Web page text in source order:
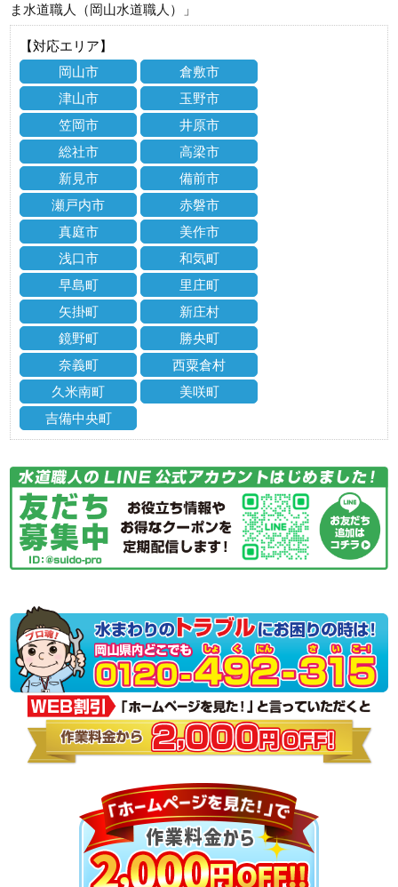
ま水道職人（岡山水道職人）」
【対応エリア】
岡山市
倉敷市
津山市
玉野市
笠岡市
井原市
総社市
高梁市
新見市
備前市
瀬戸内市
赤磐市
真庭市
美作市
浅口市
和気町
早島町
里庄町
矢掛町
新庄村
鏡野町
勝央町
奈義町
西粟倉村
久米南町
美咲町
吉備中央町